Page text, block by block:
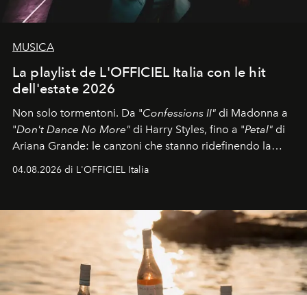
MUSICA
La playlist de L'OFFICIEL Italia con le hit
dell'estate 2026
Non solo tormentoni. Da "Confessions II" di Madonna a
"Don't Dance No More" di Harry Styles, fino a "Petal" di
Ariana Grande: le canzoni che stanno ridefinendo la
colonna sonora della stagione.
04.08.2026 di L'OFFICIEL Italia